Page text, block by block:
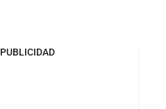
PUBLICIDAD